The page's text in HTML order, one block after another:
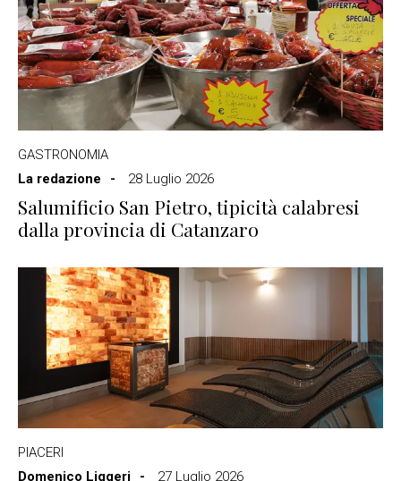
GASTRONOMIA
La redazione
28 Luglio 2026
Salumificio San Pietro, tipicità calabresi
dalla provincia di Catanzaro
PIACERI
Domenico Liggeri
27 Luglio 2026